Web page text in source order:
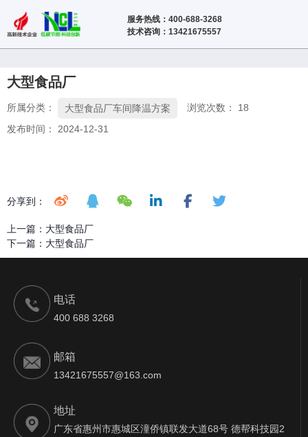
服务热线：400-688-3268
技术咨询：13421675557
大型食品厂
所属分类： 大型食品厂车间降温方案 浏览次数： 18
发布时间： 2024-12-31
分享到：
上一篇： 大型食品厂
下一篇： 大型食品厂
电话
400 688 3268
邮箱
13421675557@163.com
地址
广东省惠州市惠城区潼侨镇联发大道68号 德帮科技园2